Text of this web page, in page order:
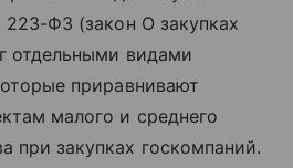
ФЗ (закон О закупках
отдельными видами
приравнивают
малого и среднего
при закупках госкомпаний.